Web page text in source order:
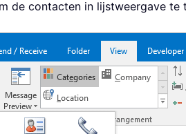
de contacten in lijstweergave te